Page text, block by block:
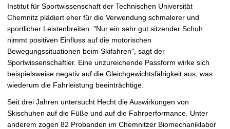
Institut für Sportwissenschaft der Technischen Universität
Chemnitz plädiert eher für die Verwendung schmalerer und
sportlicher Leistenbreiten. "Nur ein sehr gut sitzender Schuh
nimmt positiven Einfluss auf die motorischen
Bewegungssituationen beim Skifahren", sagt der
Sportwissenschaftler. Eine unzureichende Passform wirke sich
beispielsweise negativ auf die Gleichgewichtsfähigkeit aus, was
wiederum die Fahrleistung beeinträchtige.
Seit drei Jahren untersucht Hecht die Auswirkungen von
Skischuhen auf die Füße und auf die Fahrperformance. Unter
anderem zogen 82 Probanden im Chemnitzer Biomechaniklabor